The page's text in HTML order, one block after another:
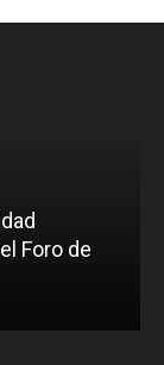
Foro de